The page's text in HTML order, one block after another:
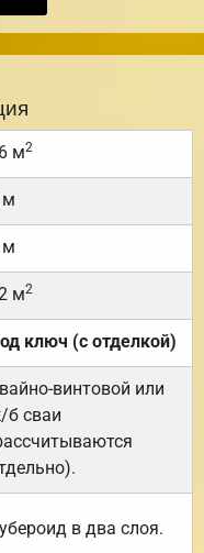
м2
м
м
м2
ключ (с отделкой)
винтовой или
сваи
в два слоя.